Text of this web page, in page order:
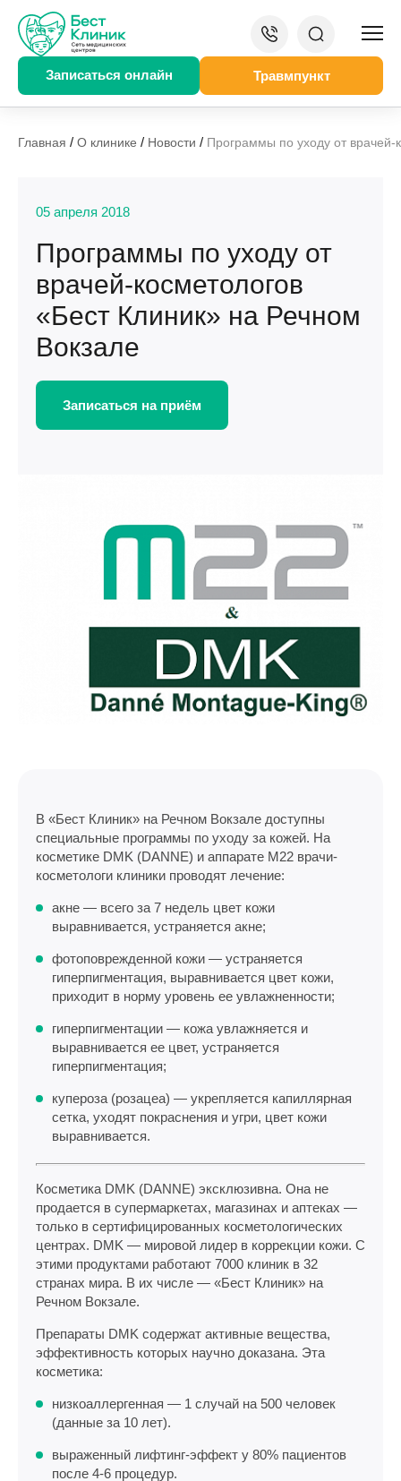
Записаться онлайн Травмпункт
Главная / О клинике / Новости / Программы по уходу от врачей-
05 апреля 2018
Программы по уходу от
врачей-косметологов
«Бест Клиник» на Речном
Вокзале
Записаться на приём
В «Бест Клиник» на Речном Вокзале доступны
специальные программы по уходу за кожей. На
косметике DMK (DANNE) и аппарате М22 врачи-
косметологи клиники проводят лечение:
акне — всего за 7 недель цвет кожи
выравнивается, устраняется акне;
фотоповрежденной кожи — устраняется
гиперпигментация, выравнивается цвет кожи,
приходит в норму уровень ее увлажненности;
гиперпигментации — кожа увлажняется и
выравнивается ее цвет, устраняется
гиперпигментация;
купероза (розацеа) — укрепляется капиллярная
сетка, уходят покраснения и угри, цвет кожи
выравнивается.
Косметика DMK (DANNE) эксклюзивна. Она не
продается в супермаркетах, магазинах и аптеках —
только в сертифицированных косметологических
центрах. DMK — мировой лидер в коррекции кожи. С
этими продуктами работают 7000 клиник в 32
странах мира. В их числе — «Бест Клиник» на
Речном Вокзале.
Препараты DMK содержат активные вещества,
эффективность которых научно доказана. Эта
косметика:
низкоаллергенная — 1 случай на 500 человек
(данные за 10 лет).
выраженный лифтинг-эффект у 80% пациентов
после 4-6 процедур.